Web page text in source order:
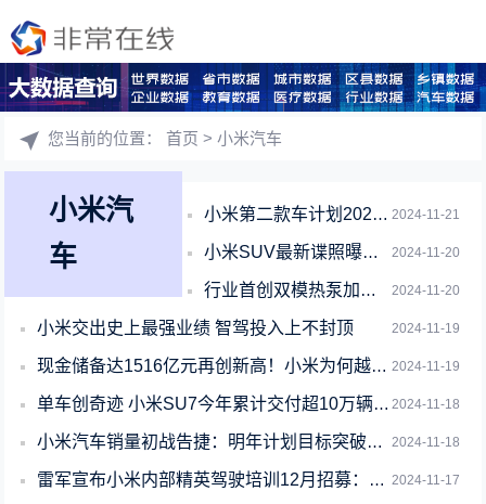
您当前的位置：首页 > 小米汽车
小米汽
车
2024-11-21
小米第二款车计划2025年一季度上市：纯电SUV 对标特斯拉Model Y
2024-11-20
小米SUV最新谍照曝光：SU7同款土星环尾灯已点亮
2024-11-20
行业首创双模热泵加持！小米SU7冬季开空调不怕费电
2024-11-19
小米交出史上最强业绩 智驾投入上不封顶
2024-11-19
现金储备达1516亿元再创新高！小米为何越来越有钱了
2024-11-18
单车创奇迹 小米SU7今年累计交付超10万辆：年底冲刺13万
2024-11-18
小米汽车销量初战告捷：明年计划目标突破34万
2024-11-17
雷军宣布小米内部精英驾驶培训12月招募：首批开放Ultra用户